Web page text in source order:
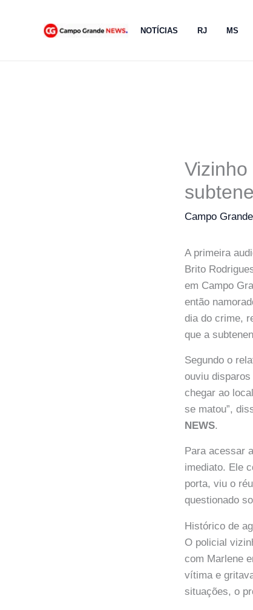
NOTÍCIAS RJ MS
Campo
A primeira
Brito
em Campo
então
dia do crime,
que a
Segundo o
ouviu
chegar ao
se matou”,
NEWS.
Para acessar
imediato. Ele
porta, viu o
questionado
Histórico de
O policial
com Marlene
vítima e
situações, o